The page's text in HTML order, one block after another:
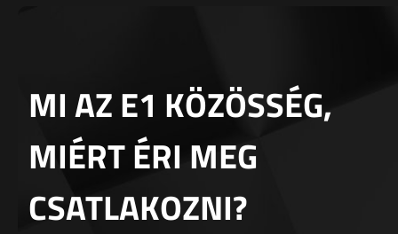
MI AZ E1 KÖZÖSSÉG,
MIÉRT ÉRI MEG
CSATLAKOZNI?